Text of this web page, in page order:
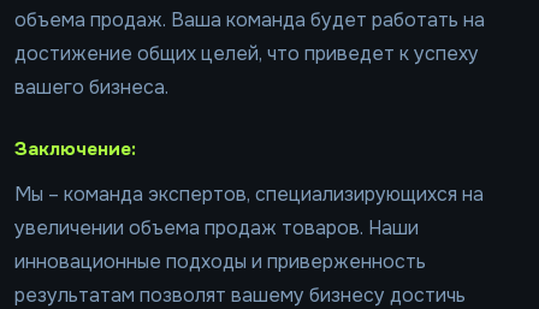
объема продаж. Ваша команда будет работать на
достижение общих целей, что приведет к успеху
вашего бизнеса.
Заключение:
Мы – команда экспертов, специализирующихся на
увеличении объема продаж товаров. Наши
инновационные подходы и приверженность
результатам позволят вашему бизнесу достичь